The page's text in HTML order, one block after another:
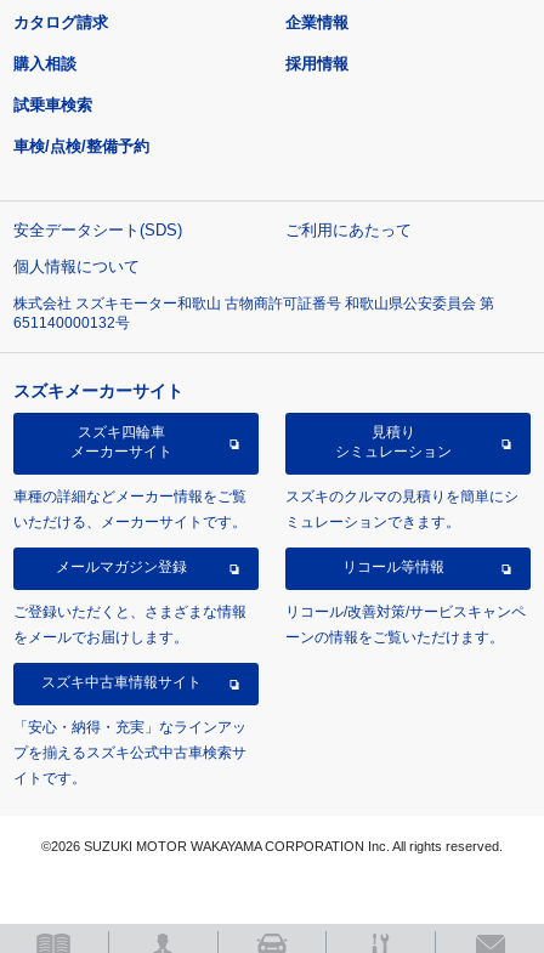
カタログ請求
購入相談
試乗車検索
車検/点検/整備予約
企業情報
採用情報
安全データシート(SDS)
ご利用にあたって
個人情報について
株式会社 スズキモーター和歌山 古物商許可証番号 和歌山県公安委員会 第
651140000132号
スズキメーカーサイト
スズキ四輪車
メーカーサイト
車種の詳細などメーカー情報をご覧
いただける、メーカーサイトです。
見積り
シミュレーション
スズキのクルマの見積りを簡単にシ
ミュレーションできます。
メールマガジン登録
ご登録いただくと、さまざまな情報
をメールでお届けします。
リコール等情報
リコール/改善対策/サービスキャンペ
ーンの情報をご覧いただけます。
スズキ中古車情報サイト
「安心・納得・充実」なラインアッ
プを揃えるスズキ公式中古車検索サ
イトです。
©2026 SUZUKI MOTOR WAKAYAMA CORPORATION Inc. All rights reserved.